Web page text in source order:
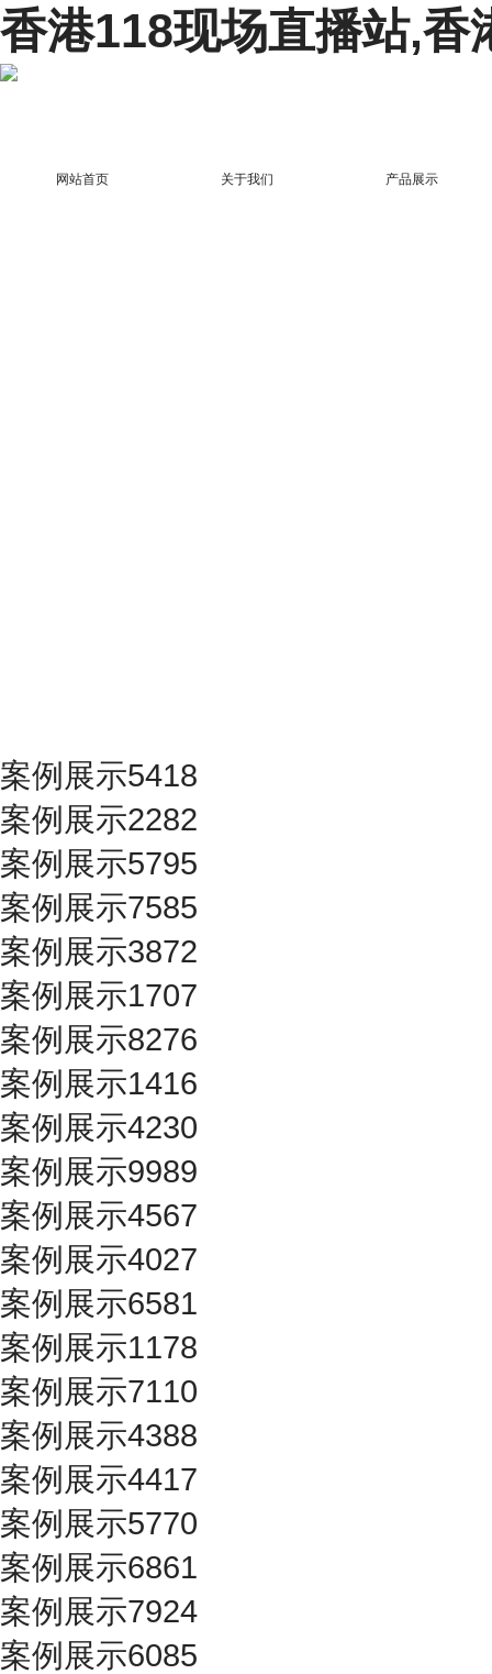
香港118现场直播站,香
网站首页 关于我们 产品展示
案例展示5418
案例展示2282
案例展示5795
案例展示7585
案例展示3872
案例展示1707
案例展示8276
案例展示1416
案例展示4230
案例展示9989
案例展示4567
案例展示4027
案例展示6581
案例展示1178
案例展示7110
案例展示4388
案例展示4417
案例展示5770
案例展示6861
案例展示7924
案例展示6085